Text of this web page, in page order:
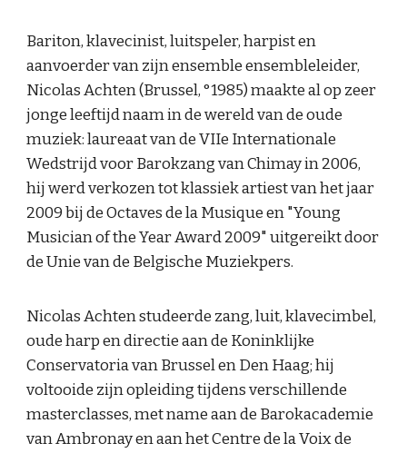
Bariton, klavecinist, luitspeler, harpist en
aanvoerder van zijn ensemble ensembleleider,
Nicolas Achten (Brussel, °1985) maakte al op zeer
jonge leeftijd naam in de wereld van de oude
muziek: laureaat van de VIIe Internationale
Wedstrijd voor Barokzang van Chimay in 2006,
hij werd verkozen tot klassiek artiest van het jaar
2009 bij de Octaves de la Musique en "Young
Musician of the Year Award 2009" uitgereikt door
de Unie van de Belgische Muziekpers.
Nicolas Achten studeerde zang, luit, klavecimbel,
oude harp en directie aan de Koninklijke
Conservatoria van Brussel en Den Haag; hij
voltooide zijn opleiding tijdens verschillende
masterclasses, met name aan de Barokacademie
van Ambronay en aan het Centre de la Voix de